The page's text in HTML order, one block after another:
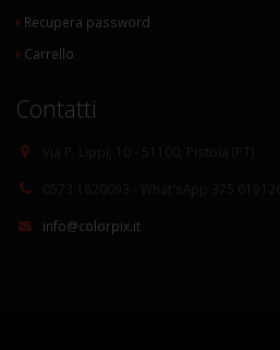
Recupera password
Carrello
Contatti
info@colorpix.it